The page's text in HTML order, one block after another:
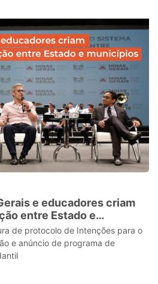
e educadores criam
entre Estado e
de protocolo de Intenções para o
e anúncio de programa de